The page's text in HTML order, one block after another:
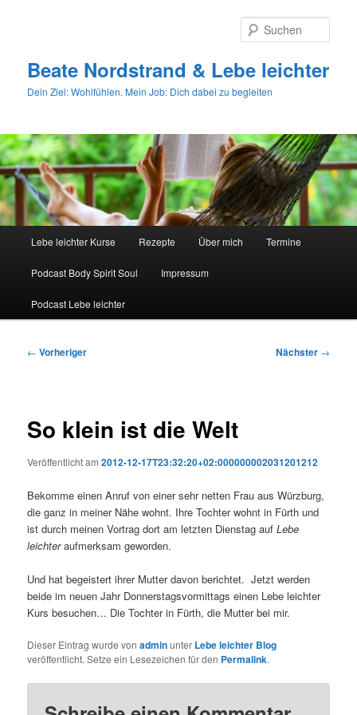
Beate Nordstrand & Lebe leichter
Dein Ziel: Wohlfühlen. Mein Job: Dich dabei zu begleiten
Lebe leichter Kurse Rezepte Über mich Termine
Podcast Body Spirit Soul Impressum
Podcast Lebe leichter
Beitragsnavigation
← Vorheriger Nächster →
So klein ist die Welt
Veröffentlicht am2012-12-17T23:32:20+02:000000002031201212
Bekomme einen Anruf von einer sehr netten Frau aus Würzburg,
die ganz in meiner Nähe wohnt. Ihre Tochter wohnt in Fürth und
ist durch meinen Vortrag dort am letzten Dienstag aufLebe
leichteraufmerksam geworden.
Und hat begeistert ihrer Mutter davon berichtet. Jetzt werden
beide im neuen Jahr Donnerstagsvormittags einen Lebe leichter
Kurs besuchen… Die Tochter in Fürth, die Mutter bei mir.
Dieser Eintrag wurde vonadminunter Lebe leichter Blog
veröffentlicht. Setze ein Lesezeichen für den Permalink.